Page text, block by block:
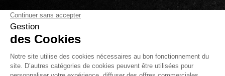
EN SAVOIR PLUS
A PROPOS
LETTRE D'INFORMATIONS